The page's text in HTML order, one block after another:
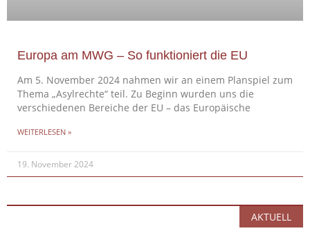
Europa am MWG – So funktioniert die EU
Am 5. November 2024 nahmen wir an einem Planspiel zum
Thema „Asylrechte“ teil. Zu Beginn wurden uns die
verschiedenen Bereiche der EU – das Europäische
WEITERLESEN »
19. November 2024
AKTUELL